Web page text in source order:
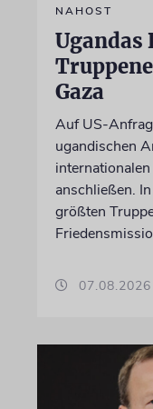
NAHOST
Gaza
Auf US-
ugandischen
anschließen.
größten
07.08.2026